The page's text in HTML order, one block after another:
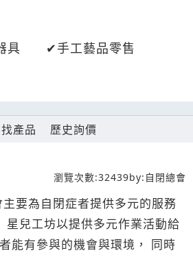
具
手工藝品零售
找產品 歷史詢價
瀏覽次數:32439by: 自閉總會
要為自閉症者提供多元的服務
星兒工坊以提供多元作業活動給
能有參與的機會與環境， 同時